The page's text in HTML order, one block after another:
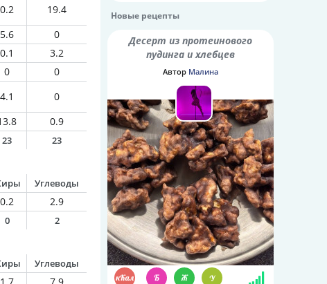
0.2
19.4
5.6
0
0.1
3.2
0
0
4.1
0
0.9
23 23
Углеводы
0.2
2.9
0 2
Углеводы
Новые рецепты
Десерт из протеинового
пудинга и хлебцев
Автор Малина